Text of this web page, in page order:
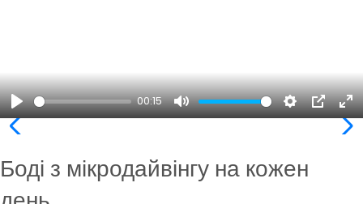
Play
00:15
Mute Settings
PIP
Боді з мікродайвінгу на кожен